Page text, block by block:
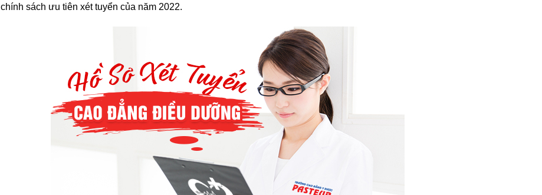
chính sách ưu tiên xét tuyển của năm 2022.